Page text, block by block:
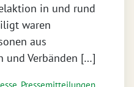
in und rund
waren
aus
und Verbänden […]
Pressemitteilungen